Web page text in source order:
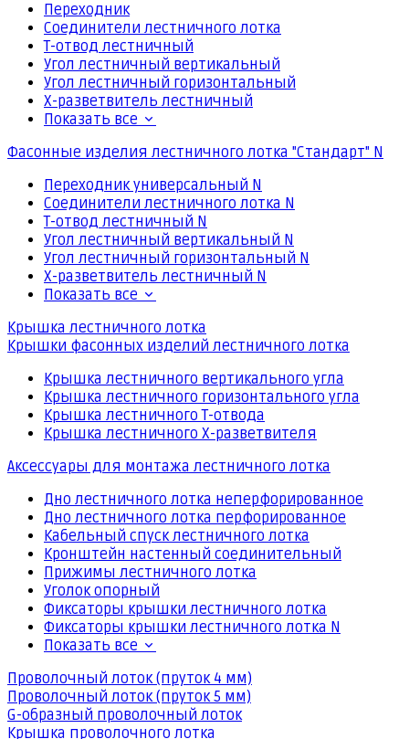
Переходник
Соединители лестничного лотка
Т-отвод лестничный
Угол лестничный вертикальный
Угол лестничный горизонтальный
Х-разветвитель лестничный
Показать все
Фасонные изделия лестничного лотка "Стандарт" N
Переходник универсальный N
Соединители лестничного лотка N
Т-отвод лестничный N
Угол лестничный вертикальный N
Угол лестничный горизонтальный N
Х-разветвитель лестничный N
Показать все
Крышка лестничного лотка
Крышки фасонных изделий лестничного лотка
Крышка лестничного вертикального угла
Крышка лестничного горизонтального угла
Крышка лестничного Т-отвода
Крышка лестничного Х-разветвителя
Аксессуары для монтажа лестничного лотка
Дно лестничного лотка неперфорированное
Дно лестничного лотка перфорированное
Кабельный спуск лестничного лотка
Кронштейн настенный соединительный
Прижимы лестничного лотка
Уголок опорный
Фиксаторы крышки лестничного лотка
Фиксаторы крышки лестничного лотка N
Показать все
Проволочный лоток (пруток 4 мм)
Проволочный лоток (пруток 5 мм)
G-образный проволочный лоток
Крышка проволочного лотка